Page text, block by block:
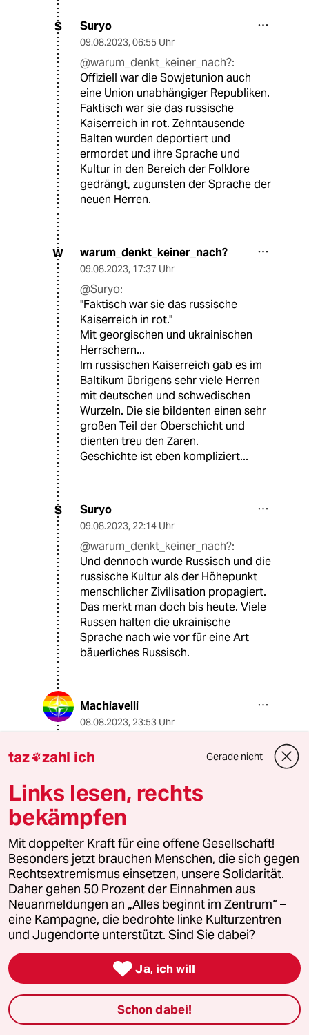
S Suryo
09.08.2023, 06:55 Uhr
@warum_denkt_keiner_nach?:
Offiziell war die Sowjetunion auch
eine Union unabhängiger Republiken.
Faktisch war sie das russische
Kaiserreich in rot. Zehntausende
Balten wurden deportiert und
ermordet und ihre Sprache und
Kultur in den Bereich der Folklore
gedrängt, zugunsten der Sprache der
neuen Herren.
W warum_denkt_keiner_nach?
09.08.2023, 17:37 Uhr
@Suryo:
"Faktisch war sie das russische
Kaiserreich in rot."
Mit georgischen und ukrainischen
Herrschern...
Im russischen Kaiserreich gab es im
Baltikum übrigens sehr viele Herren
mit deutschen und schwedischen
Wurzeln. Die sie bildenten einen sehr
großen Teil der Oberschicht und
dienten treu den Zaren.
Geschichte ist eben kompliziert...
S Suryo
09.08.2023, 22:14 Uhr
@warum_denkt_keiner_nach?:
Und dennoch wurde Russisch und die
russische Kultur als der Höhepunkt
menschlicher Zivilisation propagiert.
Das merkt man doch bis heute. Viele
Russen halten die ukrainische
Sprache nach wie vor für eine Art
bäuerliches Russisch.
Machiavelli
08.08.2023, 23:53 Uhr
Die baltischen Staaten definieren das
historisch akkurat. Anerkennung ist
juristisch bedeutungslos. Man kann
ein Verbrechen tolerieren aber das
macht es nicht zu recht.
W warum_denkt_keiner_nach?
09.08.2023 17:38 Uhr
@Machiavelli:
"Die baltischen Staaten definieren
das so..."
Wenn jeder Staat Völkerrecht
neuerdings selbst definieren kann,
wird sich Putin freuen 😁
taz zahl ich Gerade nicht
Links lesen, rechts
bekämpfen
Mit doppelter Kraft für eine offene Gesellschaft!
Besonders jetzt brauchen Menschen, die sich gegen
Rechtsextremismus einsetzen, unsere Solidarität.
Daher gehen 50 Prozent der Einnahmen aus
Neuanmeldungen an „Alles beginnt im Zentrum“ –
eine Kampagne, die bedrohte linke Kulturzentren
und Jugendorte unterstützt. Sind Sie dabei?
 Ja, ich will
Schon dabei!